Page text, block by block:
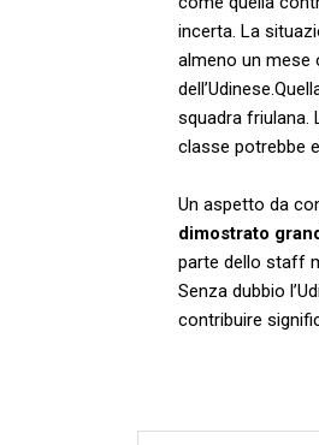
incerta. La
almeno un mese
squadra friulana.
classe ​potrebbe
‍Un⁣ aspetto da
dimostrato
parte dello staff⁣
Senza dubbio
contribuire